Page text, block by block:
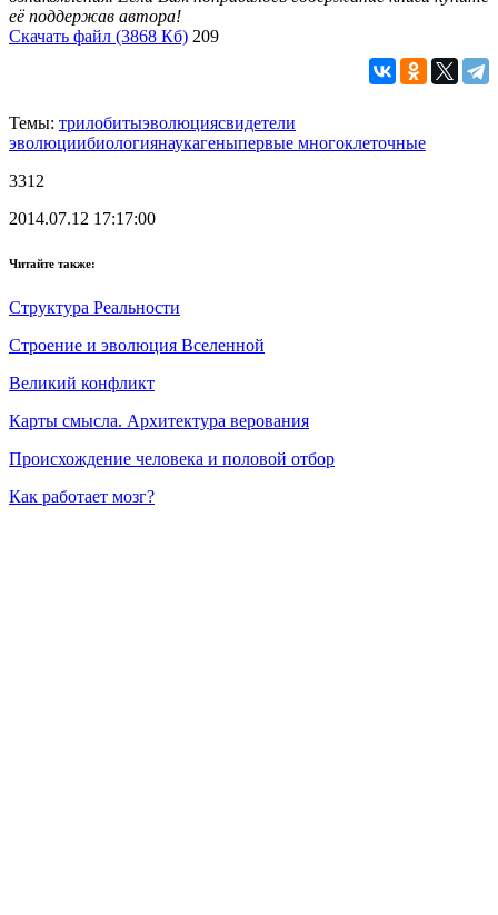
её поддержав автора!
Скачать файл (3868 Кб) 209
Темы: трилобитыэволюциясвидетели
эволюциибиологиянаукагеныпервые многоклеточные
3312
2014.07.12 17:17:00
Читайте также:
Структура Реальности
Строение и эволюция Вселенной
Великий конфликт
Карты смысла. Архитектура верования
Происхождение человека и половой отбор
Как работает мозг?